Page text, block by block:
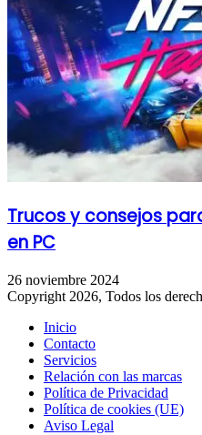
Trucos y consejos
en PC
26 noviembre 2024
Copyright 2026, Todos los
Inicio
Contacto
Servicios
Relación con las marcas
Política de Privacidad
Política de cookies (UE)
Aviso Legal